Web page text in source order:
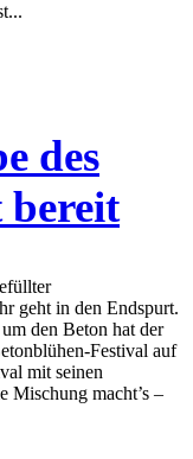
des
geht in den Endspurt.
den Beton hat der
Festival auf
mit seinen
Mischung macht’s –